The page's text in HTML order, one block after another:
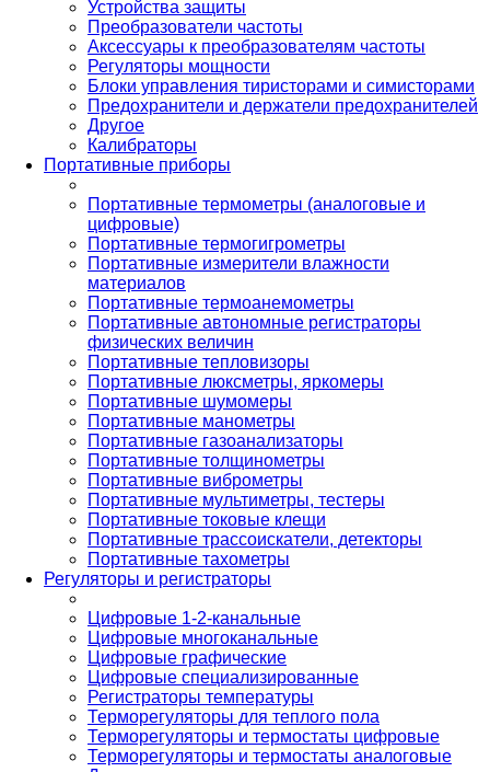
Устройства защиты
Преобразователи частоты
Аксессуары к преобразователям частоты
Регуляторы мощности
Блоки управления тиристорами и симисторами
Предохранители и держатели предохранителей
Другое
Калибраторы
Портативные приборы
Портативные термометры (аналоговые и
цифровые)
Портативные термогигрометры
Портативные измерители влажности
материалов
Портативные термоанемометры
Портативные автономные регистраторы
физических величин
Портативные тепловизоры
Портативные люксметры, яркомеры
Портативные шумомеры
Портативные манометры
Портативные газоанализаторы
Портативные толщинометры
Портативные виброметры
Портативные мультиметры, тестеры
Портативные токовые клещи
Портативные трассоискатели, детекторы
Портативные тахометры
Регуляторы и регистраторы
Цифровые 1-2-канальные
Цифровые многоканальные
Цифровые графические
Цифровые специализированные
Регистраторы температуры
Терморегуляторы для теплого пола
Терморегуляторы и термостаты цифровые
Терморегуляторы и термостаты аналоговые